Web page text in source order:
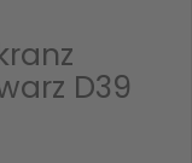
D39